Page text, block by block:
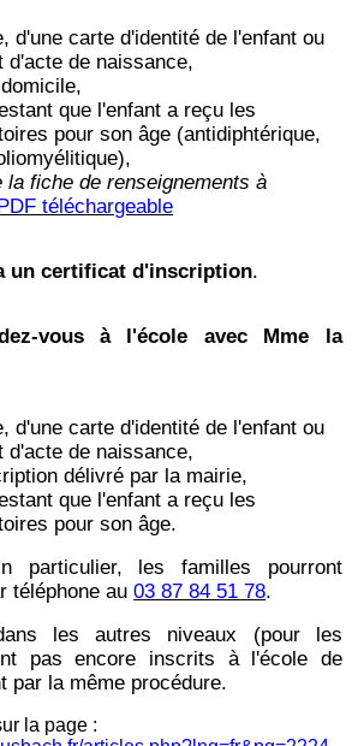
d'une carte d'identité de l'enfant ou
d'acte de naissance,
que l'enfant a reçu les
pour son âge (antidiphtérique,
la fiche de renseignements à
téléchargeable
un certificat d'inscription.
vous à l'école avec Mme la
d'une carte d'identité de l'enfant ou
d'acte de naissance,
délivré par la mairie,
que l'enfant a reçu les
pour son âge.
particulier, les familles pourront
téléphone au03 87 84 51 78.
les autres niveaux (pour les
pas encore inscrits à l'école de
par la même procédure.
la page :